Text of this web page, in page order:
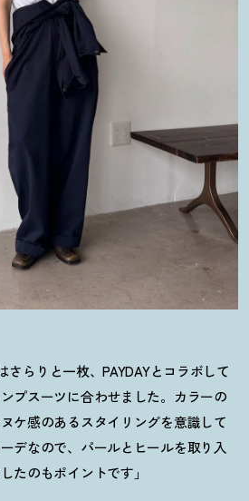
さらりと一枚、PAYDAYと コラボして
プスーツに合わせました。カラーの
ケ感のあるスタイリングを意識して
デなので、パールとヒールを取り入
たのもポイントです」